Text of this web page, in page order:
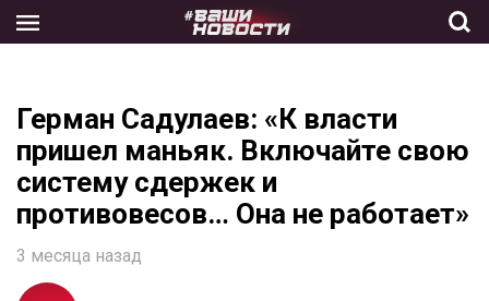
the
Герман Садулаев: «К власти
пришел маньяк. Включайте свою
систему сдержек и
противовесов… Она не работает»
3 месяца назад